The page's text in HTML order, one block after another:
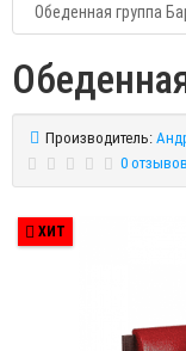
Обеденная группа
Производитель:
0 отзывов
ХИТ